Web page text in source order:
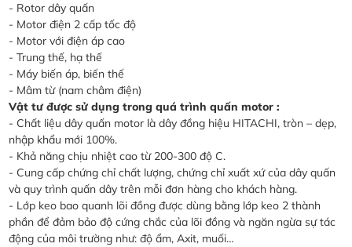
- Rotor dây quấn
- Motor điện 2 cấp tốc độ
- Motor với điện áp cao
- Trung thế, hạ thế
- Máy biến áp, biến thế
- Mâm từ (nam châm điện)
Vật tư được sử dụng trong quá trình quấn motor :
- Chất liệu dây quấn motor là dây đồng hiệu HITACHI, tròn – dẹp,
nhập khẩu mới 100%.
- Khả năng chịu nhiệt cao từ 200-300 độ C.
- Cung cấp chứng chỉ chất lượng, chứng chỉ xuất xứ của dây quấn
và quy trình quấn dây trên mỗi đơn hàng cho khách hàng.
- Lớp keo bao quanh lõi đồng được dùng bằng lớp keo 2 thành
phần để đảm bảo độ cứng chắc của lõi đồng và ngăn ngừa sự tác
động của môi trường như: độ ẩm, Axit, muối…